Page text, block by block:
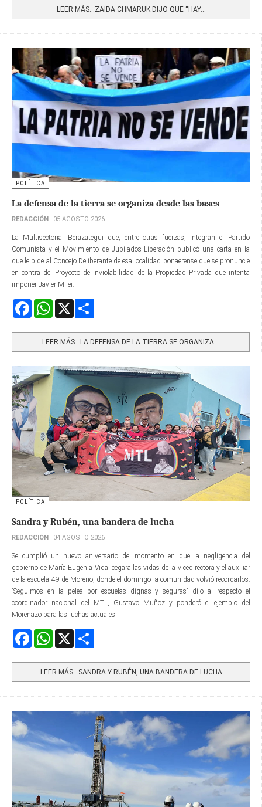
LEER MÁS…ZAIDA CHMARUK DIJO QUE “HAY...
POLÍTICA
La defensa de la tierra se organiza desde las bases
REDACCIÓN 05 AGOSTO 2026
La Multisectorial Berazategui que, entre otras fuerzas, integran el Partido
Comunista y el Movimiento de Jubilados Liberación publicó una carta en la
que le pide al Concejo Deliberante de esa localidad bonaerense que se pronuncie
en contra del Proyecto de Inviolabilidad de la Propiedad Privada que intenta
imponer Javier Milei.
FacebookWhatsApp
LEER MÁS…LA DEFENSA DE LA TIERRA SE ORGANIZA...
POLÍTICA
Sandra y Rubén, una bandera de lucha
REDACCIÓN 04 AGOSTO 2026
Se cumplió un nuevo aniversario del momento en que la negligencia del
gobierno de María Eugenia Vidal cegara las vidas de la vicedirectora y el auxiliar
de la escuela 49 de Moreno, donde el domingo la comunidad volvió recordarlos.
“Seguimos en la pelea por escuelas dignas y seguras” dijo al respecto el
coordinador nacional del MTL, Gustavo Muñoz y ponderó el ejemplo del
Morenazo para las luchas actuales.
FacebookWhatsApp
LEER MÁS…SANDRA Y RUBÉN, UNA BANDERA DE LUCHA